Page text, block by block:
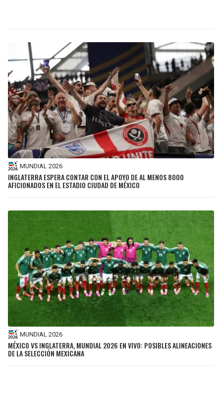
MUNDIAL 2026
INGLATERRA ESPERA CONTAR CON EL APOYO DE AL MENOS 8000
AFICIONADOS EN EL ESTADIO CIUDAD DE MÉXICO
MUNDIAL 2026
MÉXICO VS INGLATERRA, MUNDIAL 2026 EN VIVO: POSIBLES ALINEACIONES
DE LA SELECCIÓN MEXICANA